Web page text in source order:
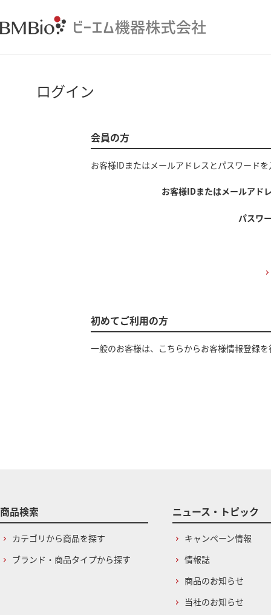
ログイン
会員の方
お客様IDまたはメールアドレス とパスワード
お客様IDまたはメールアド
パスワ
初めてご利用の方
一般のお客様は、こちらからお客様情報登録
商品検索
カテゴリから商品を探す
ブランド・商品タイプから探す
ニュース・トピック
キャンペーン情報
情報誌
商品のお知らせ
当社のお知らせ